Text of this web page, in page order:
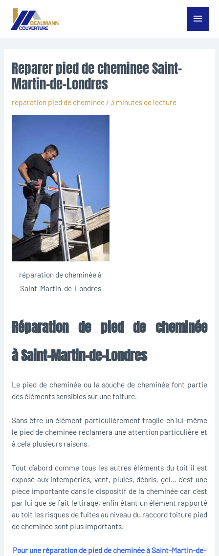
Aller
contenu
Menu
Reparer pied de cheminee Saint-
Martin-de-Londres
reparation pied de cheminee/ 3 minutes de lecture
réparation de cheminée à
Saint-Martin-de-Londres
Réparation de pied de cheminée
à Saint-Martin-de-Londres
Le pied de cheminée ou la souche de cheminée font partie
des éléments sensibles sur une toiture.
Sans être un élément particulièrement fragile en lui-même
le pied de cheminée réclamera une attention particulière et
à cela plusieurs raisons.
Tout d’abord comme tous les autres éléments du toit il est
exposé aux intempéries, vent, pluies, débris, gel… c’est une
pièce importante dans le dispositif de la cheminée car c’est
par lui que se fait le tirage, enfin étant un élément rapporté
au toit les risques de fuites au niveau du raccord toiture pied
de cheminée sont plus importants.
Pour une réparation de pied de cheminée à Saint-Martin-de-